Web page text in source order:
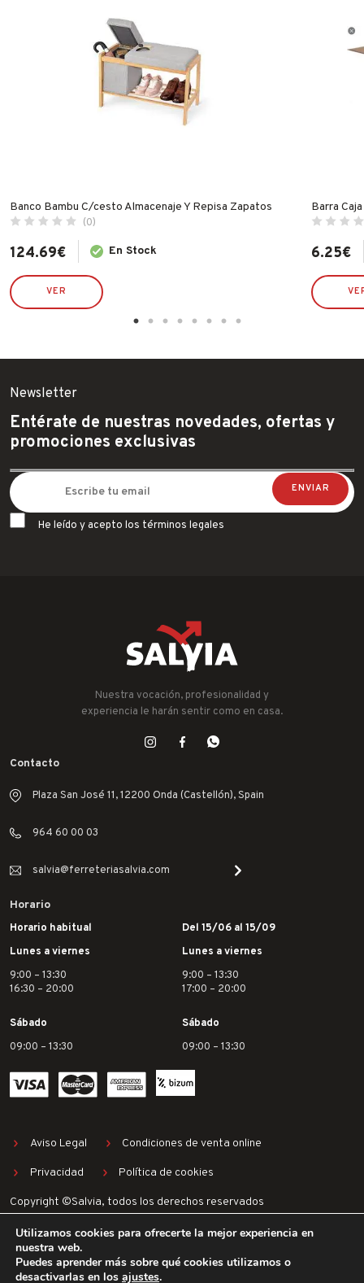
Banco Bambu C/cesto Almacenaje Y Repisa Zapatos
(0)
124.69€ En Stock
VER
Barra
6.25€
Utilizamos cookies para ofrecerte la mejor experiencia en
nuestra web.
Puedes aprender más sobre qué cookies utilizamos o
desactivarlas en los ajustes.
Newsletter
Entérate de nuestras novedades, ofertas y
promociones exclusivas
He leído y acepto los términos legales
Nuestra vocación, profesionalidad y
experiencia le harán sentir como en casa.
Contacto
Plaza San José 11, 12200 Onda (Castellón), Spain
964 60 00 03
salvia@ferreteriasalvia.com
Horario
Horario habitual
Lunes a viernes
9:00 – 13:30
16:30 – 20:00
Sábado
09:00 – 13:30
Del 15/06 al 15/09
Lunes a viernes
9:00 – 13:30
17:00 – 20:00
Sábado
09:00 – 13:30
Copyright ©Salvia, todos los derechos reservados
Aviso Legal Condiciones de venta online
Privacidad Política de cookies